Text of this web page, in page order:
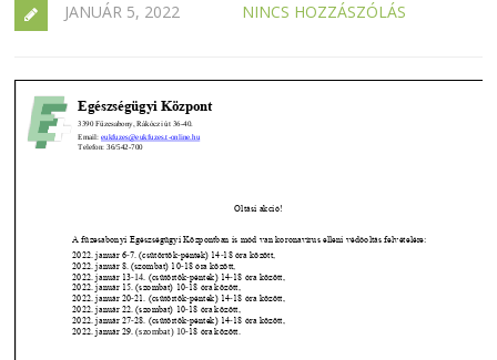
JANUÁR 5, 2022 NINCS HOZZÁSZÓLÁS